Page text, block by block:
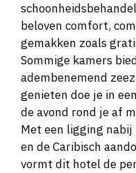
beloven comfort,
gemakken zoals
Sommige kamers
adembenemend
genieten doe je in
de avond rond je af
Met een ligging
en de Caribisch
vormt dit hotel de